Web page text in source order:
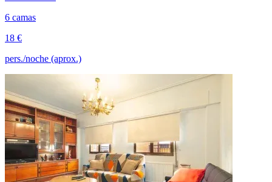
6 camas
18 €
pers./noche (aprox.)